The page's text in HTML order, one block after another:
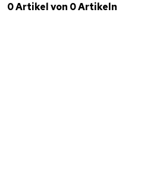
0 Artikel von 0 Artikeln